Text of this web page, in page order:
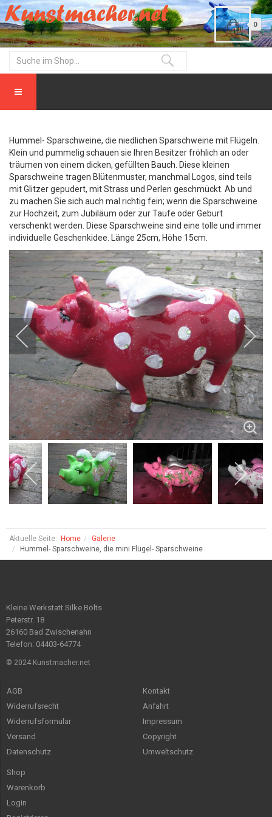
0
Hummel- Sparschweine, die niedlichen Sparschweine mit Flügeln.
Klein und pummelig schauen sie Ihren Besitzer fröhlich an oder
träumen von einem dicken, gefüllten Bauch. Diese kleinen
Sparschweine tragen Blütenmuster, manchmal Logos, sind teils
mit Glitzer gepudert, mit Strass und Perlen geschmückt. Ab und
zu machen Sie sich auch mal richtig fein; wenn die Sparschweine
zur Hochzeit, zum Jubiläum oder zur Taufe oder Geburt
verschenkt werden. Diese Sparschweine sind eine tolle und immer
individuelle Geschenkidee. Länge 25cm, Höhe 15cm.
Aktuelle Seite: Home
Galerie
Hummel- Sparschweine, die mini Flügel- Sparschweine
Kleine Werkstatt Silke Bölts
Peterstr. 18
26160 Bad Zwischenahn
Telefon: 04403-64774
© 2024 Kunstmacher.net
AGB
Widerrufsrecht
Widerrufsformular
Versand
Datenschutz
Kontakt
Anfahrt
Impressum
Copyright
Umweltschutz
Shop
Warenkorb
Login